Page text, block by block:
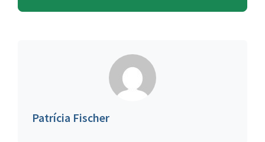
Patrícia Fischer